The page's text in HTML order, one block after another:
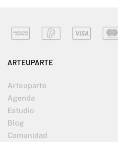
ARTEUPARTE
Arteuparte
Agenda
Estudio
Blog
Comunidad